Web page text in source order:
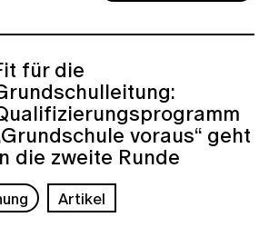
für die
voraus“ geht
die zweite Runde
Artikel